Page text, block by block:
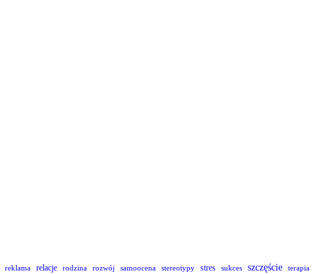
reklama relacje rodzina rozwój samoocena stereotypy stres sukces szczęście
terapia